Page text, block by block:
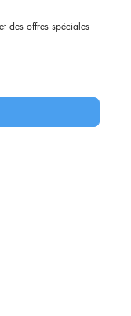
des offres spéciales